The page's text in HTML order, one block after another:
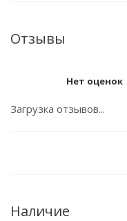
Отзывы
Нет оценок
Загрузка отзывов...
Наличие